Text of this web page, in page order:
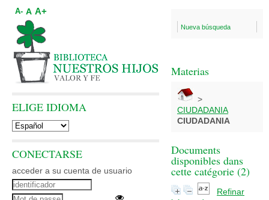
Nueva búsqueda
Materias
>
CIUDADANIA
CIUDADANIA
Documents
disponibles dans
cette catégorie (2)
Refinar
A- A A+
ELIGE IDIOMA
CONECTARSE
acceder a su cuenta de usuario